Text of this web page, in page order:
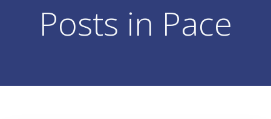
Posts in Pace